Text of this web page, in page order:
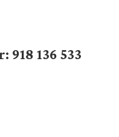
918 136 533